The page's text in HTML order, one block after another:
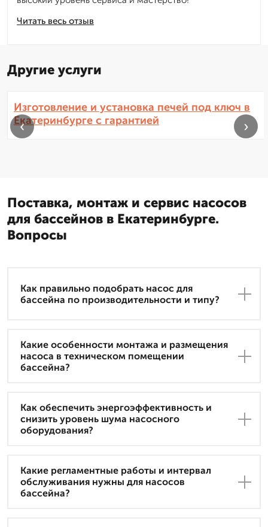
Читать весь отзыв
Другие услуги
Изготовление и установка печей под ключ в
Екатеринбурге с гарантией
‹ ›
Поставка, монтаж и сервис насосов
для бассейнов в Екатеринбурге.
Вопросы
Как правильно подобрать насос для
бассейна по производительности и типу?
Какие особенности монтажа и размещения
насоса в техническом помещении
бассейна?
Как обеспечить энергоэффективность и
снизить уровень шума насосного
оборудования?
Какие регламентные работы и интервал
обслуживания нужны для насосов
бассейна?